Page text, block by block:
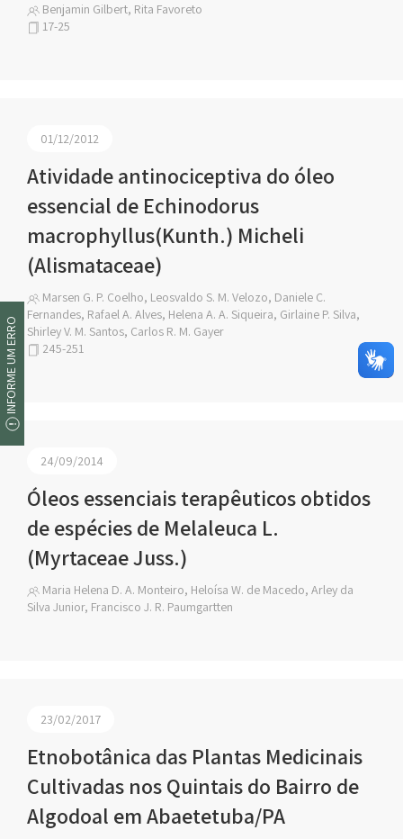
Benjamin Gilbert, Rita Favoreto
17-25
01/12/2012
Atividade antinociceptiva do óleo
essencial de Echinodorus
macrophyllus(Kunth.) Micheli
(Alismataceae)
Marsen G. P. Coelho, Leosvaldo S. M. Velozo, Daniele C.
Fernandes, Rafael A. Alves, Helena A. A. Siqueira, Girlaine P. Silva,
Shirley V. M. Santos, Carlos R. M. Gayer
245-251
24/09/2014
Óleos essenciais terapêuticos obtidos
de espécies de Melaleuca L.
(Myrtaceae Juss.)
Maria Helena D. A. Monteiro, Heloísa W. de Macedo, Arley da
Silva Junior, Francisco J. R. Paumgartten
23/02/2017
Etnobotânica das Plantas Medicinais
Cultivadas nos Quintais do Bairro de
Algodoal em Abaetetuba/PA
INFORME UM ERRO